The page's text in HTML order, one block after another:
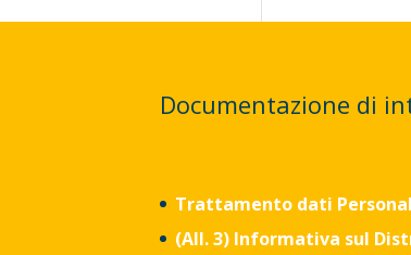
Documentazione di
Trattamento dati
(All. 3)Informativa sul